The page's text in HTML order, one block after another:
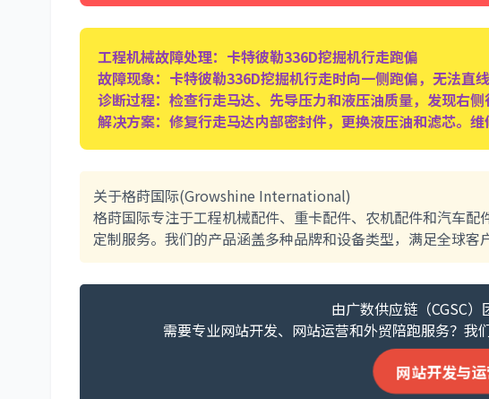
工程机械故障处理：卡特彼勒336D挖掘机行走跑偏
故障现象：卡特彼勒336D挖掘机行走时向一侧跑偏，无法直线
诊断过程：检查行走马达、先导压力和液压油质量，发现右侧
解决方案：修复行走马达内部密封件，更换液压油和滤芯。维
关于格莳国际(Growshine International)
格莳国际专注于工程机械配件、重卡配件、农机配件和汽车
定制服务。我们的产品涵盖多种品牌和设备类型，满足全球客
由广数供应链（CGSC
需要专业网站开发、网站运营和外贸陪跑服务？我
网站开发与